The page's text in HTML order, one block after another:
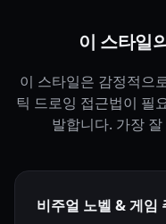
이 스타일
이 스타일은 감정적으
틱 드로잉 접근법이 필
발합니다. 가장
비주얼 노벨 & 게임